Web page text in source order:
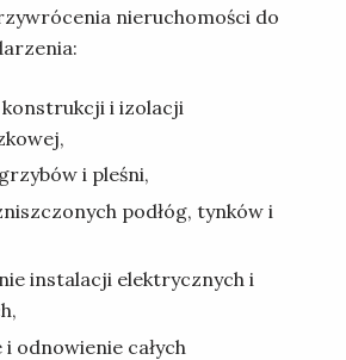
nieruchomości do
konstrukcji i izolacji
i pleśni,
podłóg, tynków i
instalacji elektrycznych i
odnowienie całych